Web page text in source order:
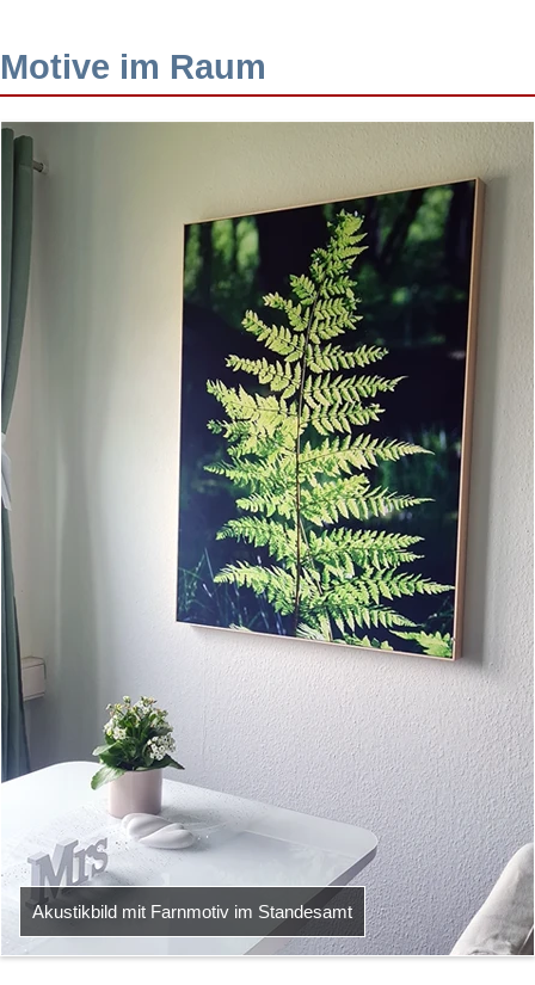
Motive im Raum
Akustikbild mit Farnmotiv im Standesamt